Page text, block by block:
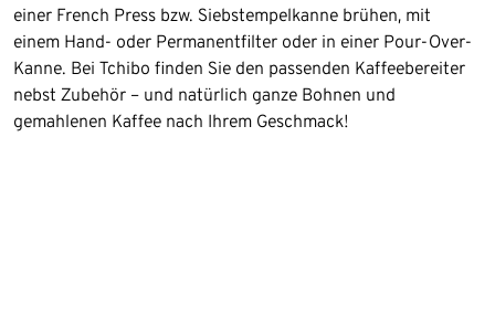
einer French Press bzw. Siebstempelkanne brühen, mit
einem Hand- oder Permanentfilter oder in einer Pour-Over-
Kanne. Bei Tchibo finden Sie den passenden Kaffeebereiter
nebst Zubehör – und natürlich ganze Bohnen und
gemahlenen Kaffee nach Ihrem Geschmack!